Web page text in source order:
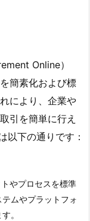
Online）
簡素化および標
により、企業や
引を簡単に行え
以下の通りです：
やプロセスを標準
ムやプラットフォ
。